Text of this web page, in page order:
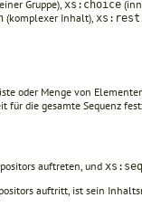
Gruppe), xs:choice
(komplexer Inhalt),
oder Menge von
die gesamte Sequenz
auftreten, und
auftritt, ist sein